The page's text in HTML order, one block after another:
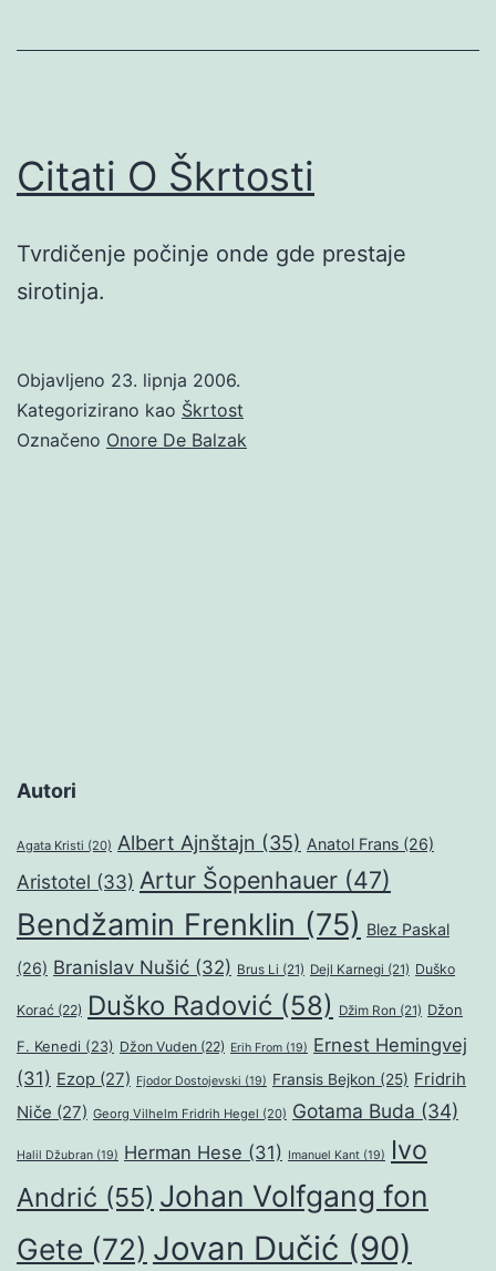
Citati O Škrtosti
Tvrdičenje počinje onde gde prestaje
sirotinja.
Objavljeno 23. lipnja 2006.
Kategorizirano kao Škrtost
Označeno Onore De Balzak
Autori
Agata Kristi (20) Albert Ajnštajn (35) Anatol Frans (26)
Aristotel (33) Artur Šopenhauer (47)
Bendžamin Frenklin (75) Blez Paskal
(26) Branislav Nušić (32) Brus Li (21) Dejl Karnegi (21) Duško
Korać (22) Duško Radović (58) Džim Ron (21) Džon
F. Kenedi (23) Džon Vuden (22) Erih From (19) Ernest Hemingvej
(31) Ezop (27) Fjodor Dostojevski (19) Fransis Bejkon (25) Fridrih
Niče (27) Georg Vilhelm Fridrih Hegel (20) Gotama Buda (34)
Halil Džubran (19) Herman Hese (31) Imanuel Kant (19)
Ivo
Andrić (55) Johan Volfgang fon
Gete (72) Jovan Dučić (90)